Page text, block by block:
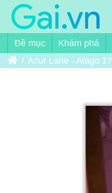
Đề mục Khám phá
Trang chủAzur Lane - Atago 17